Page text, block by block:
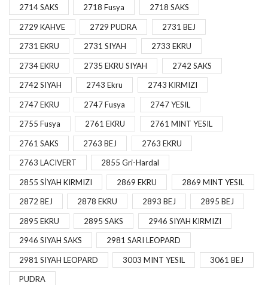
2714 SAKS 2718 Fusya 2718 SAKS
2729 KAHVE 2729 PUDRA 2731 BEJ
2731 EKRU 2731 SIYAH 2733 EKRU
2734 EKRU 2735 EKRU SIYAH 2742 SAKS
2742 SIYAH 2743 Ekru 2743 KIRMIZI
2747 EKRU 2747 Fusya 2747 YESIL
2755 Fusya 2761 EKRU 2761 MINT YESIL
2761 SAKS 2763 BEJ 2763 EKRU
2763 LACIVERT 2855 Gri-Hardal
2855 SİYAH KIRMIZI 2869 EKRU 2869 MINT YESIL
2872 BEJ 2878 EKRU 2893 BEJ 2895 BEJ
2895 EKRU 2895 SAKS 2946 SIYAH KIRMIZI
2946 SIYAH SAKS 2981 SARI LEOPARD
2981 SIYAH LEOPARD 3003 MINT YESIL 3061 BEJ
PUDRA